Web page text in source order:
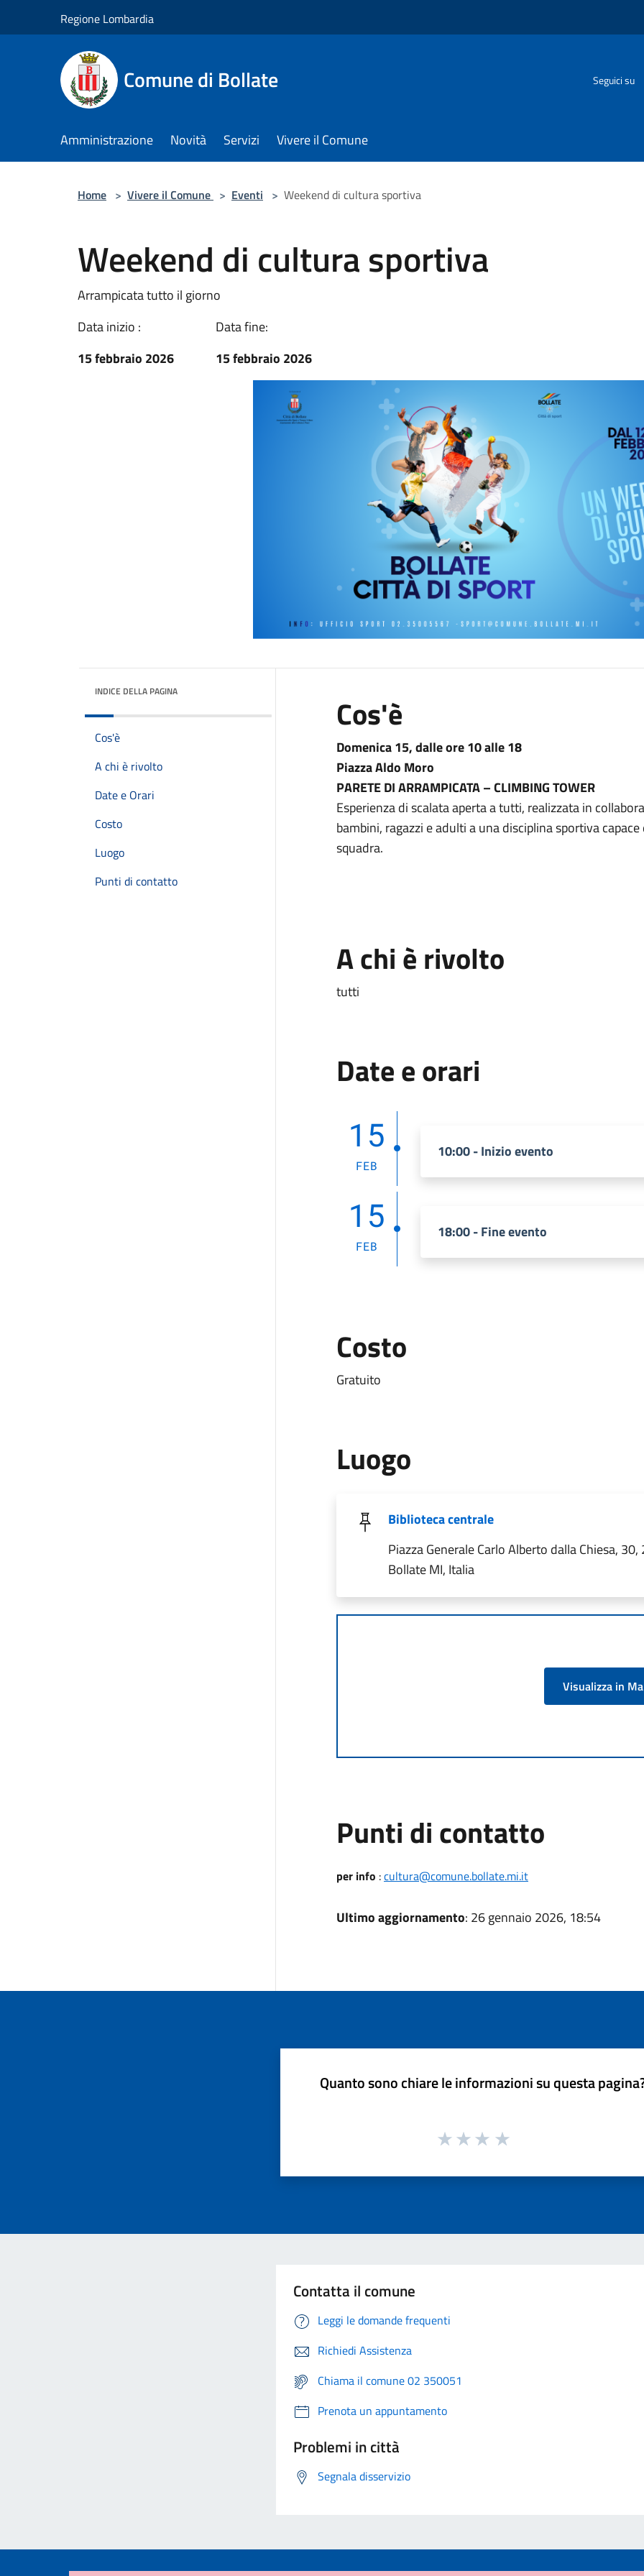
Regione Lombardia
Comune di Bollate Seguici su
Amministrazione Novità Servizi Vivere il Comune
Home > Vivere il Comune > Eventi > Weekend di cultura sportiva
Weekend di cultura sportiva
Arrampicata tutto il giorno
Data inizio :
15 febbraio 2026
Data fine:
15 febbraio 2026
INDICE DELLA PAGINA
Cos'è
A chi è rivolto
Date e Orari
Costo
Luogo
Punti di contatto
Cos'è
Domenica 15,dalle ore 10 alle 18
Piazza Aldo Moro
PARETE DI ARRAMPICATA – CLIMBING TOWER
Esperienza di scalata aperta a tutti, realizzata in
bambini, ragazzi e adulti a una disciplina sportiva
squadra.
A chi è rivolto
tutti
Date e orari
15
FEB
10:00 - Inizio evento
15
FEB
18:00 - Fine evento
Costo
Gratuito
Luogo
Biblioteca centrale
Piazza Generale Carlo Alberto dalla Chiesa,
Bollate MI, Italia
Visualizza in
Punti di contatto
per info :cultura@comune.bollate.mi.it
Ultimo aggiornamento: 26 gennaio 2026, 18:54
Quanto sono chiare le informazioni su questa
Contatta il comune
Leggi le domande frequenti
Richiedi Assistenza
Chiama il comune 02 350051
Prenota un appuntamento
Problemi in città
Segnala disservizio